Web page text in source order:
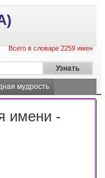
Всего в словаре 2259 имен
мудрость
имени -